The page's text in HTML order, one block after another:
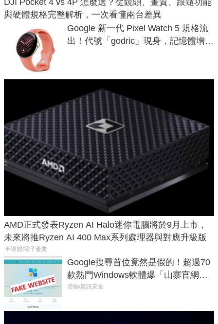
DJI Pocket 4 vs 4P 怎麼選？從鏡頭、畫質、跟隨功能
與硬體規格完整解析，一次看懂兩台差異
Google 新一代 Pixel Watch 5 規格流
出！代號「godric」現身，記憶體增強
AMD正式發表Ryzen AI Halo迷你電腦將於9月上市，
未來將推Ryzen AI 400 Max系列處理器與對應升級版
半導體/電子產業
Google搜尋首位竟然是假的！超過70
款熱門Windows軟體爆「山寨官網」
危機
雲端/資訊安全